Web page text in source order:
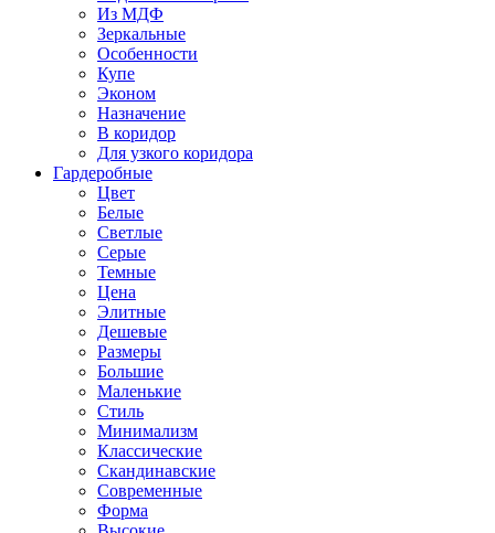
Из МДФ
Зеркальные
Особенности
Купе
Эконом
Назначение
В коридор
Для узкого коридора
Гардеробные
Цвет
Белые
Светлые
Серые
Темные
Цена
Элитные
Дешевые
Размеры
Большие
Маленькие
Стиль
Минимализм
Классические
Скандинавские
Современные
Форма